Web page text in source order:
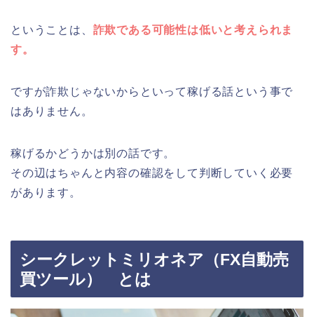
ということは、 詐欺である可能性は低いと考えられま
す。
ですが詐欺じゃないからといって稼げる話という事で
はありません。
稼げるかどうかは別の話です。
その辺はちゃんと内容の確認をして判断していく必要
があります。
シークレットミリオネア（FX自動売
買ツール） とは